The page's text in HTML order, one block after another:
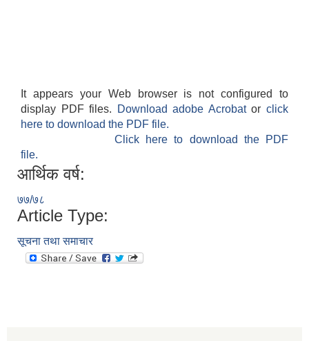
It appears your Web browser is not configured to
display PDF files.
Download adobe Acrobatorclick
here to download the PDF file.
Click here to download the PDF
file.
आर्थिक वर्ष:
७७/७८
Article Type:
सूचना तथा समाचार